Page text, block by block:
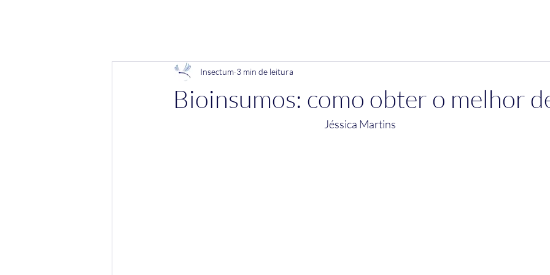
Bioinsumos: como obter o melhor
Insectum 3 min de leitura
                                                                                  Jéssica Martins